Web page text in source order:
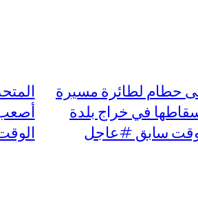
حطام لطائرة مسيرة
في خراج بلدة
سابق #عاجل